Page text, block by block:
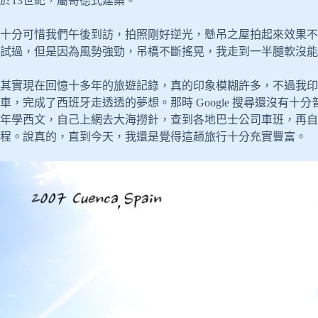
十分可惜我們午後到訪，拍照剛好逆光，懸吊之屋拍起來效果
試過，但是因為風勢強勁，吊橋不斷搖晃，我走到一半腿軟沒
其實現在回憶十多年的旅遊記錄，真的印象模糊許多，不過我
車，完成了西班牙走透透的夢想。那時 Google 搜尋還沒有十
年學西文，自己上網去大海撈針，查到各地巴士公司車班，再
程。說真的，直到今天，我還是覺得這趟旅行十分充實豐富。